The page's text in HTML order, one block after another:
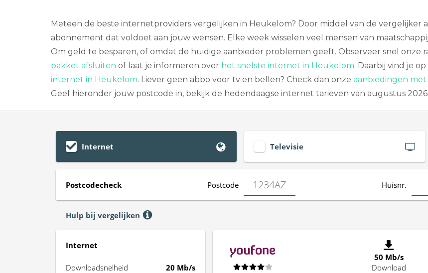
Meteen de beste internetproviders vergelijken in Heukelom? Door middel van de vergelijker
abonnement dat voldoet aan jouw wensen. Elke week wisselen veel mensen van
Om geld te besparen, of omdat de huidige aanbieder problemen geeft. Observeer snel onze
pakket afsluiten of laat je informeren over het snelste internet in Heukelom. Daarbij vind je
internet in Heukelom. Liever geen abbo voor tv en bellen? Check dan onze aanbiedingen
Geef hieronder jouw postcode in, bekijk de hedendaagse internet tarieven van augustus
Internet Televisie
Postcodecheck Postcode Huisnr.
Hulp bij vergelijken
Internet
Downloadsnelheid 20 Mb/s
50 Mb/s
Download